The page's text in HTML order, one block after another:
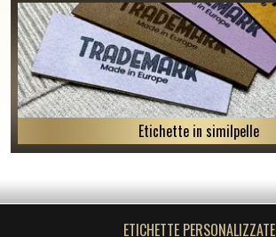
Etichette in similpelle
ETICHETTE PERSONALIZZATE